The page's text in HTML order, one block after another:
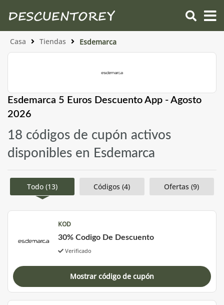
Casa Tiendas Esdemarca
Esdemarca 5 Euros Descuento App - Agosto
2026
18 códigos de cupón activos
disponibles en Esdemarca
Todo (13) Códigos (4) Ofertas (9)
KOD
30% Codigo De Descuento
Verificado
Mostrar código de cupón